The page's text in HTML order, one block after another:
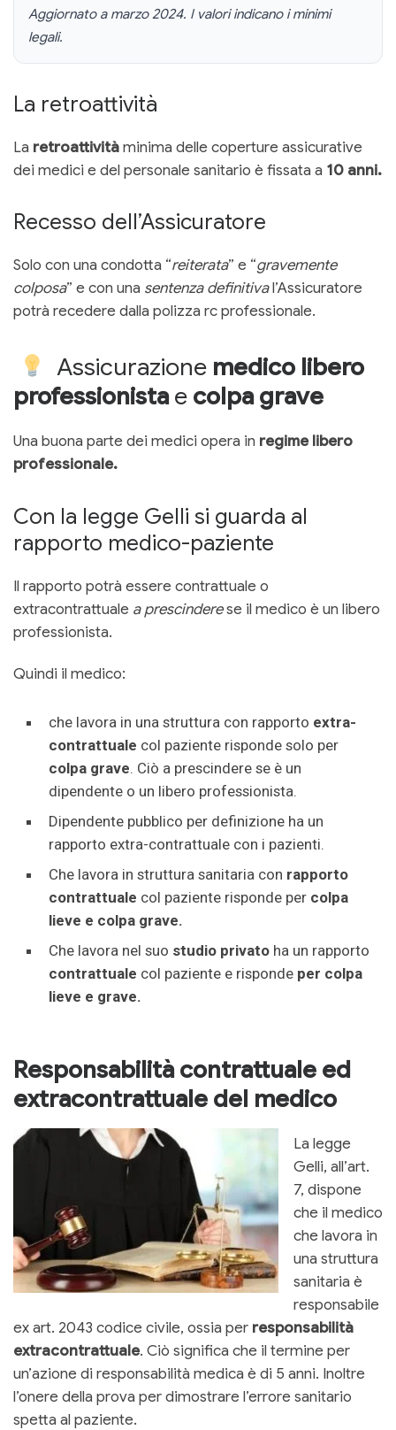
Aggiornato a marzo 2024. I valori indicano i minimi
legali.
La retroattività
La retroattivitàminima delle coperture assicurative
dei medici e del personale sanitario è fissata a 10 anni.
Recesso dell’Assicuratore
Solo con una condotta “reiterata” e “gravemente
colposa” e con una sentenza definitival’Assicuratore
potrà recedere dalla polizza rc professionale.
Assicurazione medico libero
professionistae colpa grave
Una buona parte dei medici opera in regime libero
professionale.
Con la legge Gelli si guarda al
rapporto medico-paziente
Il rapporto potrà essere contrattuale o
extracontrattuale a prescinderese il medico è un libero
professionista.
Quindi il medico:
che lavora in una struttura con rapporto extra-
contrattuale col paziente risponde solo per
colpa grave. Ciò a prescindere se è un
dipendente o un libero professionista.
Dipendente pubblico per definizione ha un
rapporto extra-contrattuale con i pazienti.
Che lavora in struttura sanitaria con rapporto
contrattuale col paziente risponde per colpa
lieve e colpa grave.
Che lavora nel suo studio privato ha un rapporto
contrattuale col paziente e risponde per colpa
lieve e grave.
Responsabilità contrattuale ed
extracontrattuale del medico
La legge
Gelli, all’art.
7, dispone
che il medico
che lavora in
una struttura
sanitaria è
responsabile
ex art. 2043 codice civile, ossia per responsabilità
extracontrattuale. Ciò significa che il termine per
un’azione di responsabilità medica è di 5 anni. Inoltre
l’onere della prova per dimostrare l’errore sanitario
spetta al paziente.